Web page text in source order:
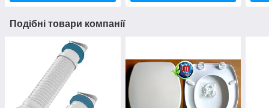
Подібні товари компанії